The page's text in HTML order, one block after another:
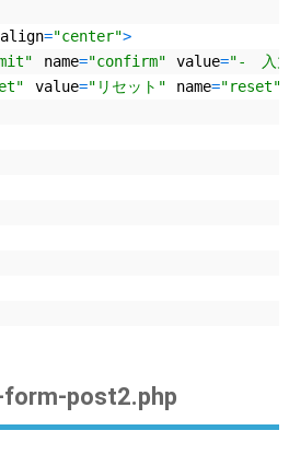
align="center">
name="confirm" value="-　入
value="リセット" name="reset"
form-post2.php